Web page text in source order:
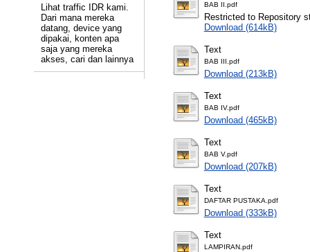
Lihat traffic IDR kami.
Dari mana mereka
datang, device yang
dipakai, konten apa
saja yang mereka
akses, cari dan lainnya
BAB II.pdf
Restricted to Repository
Download (614kB)
Text
BAB III.pdf
Download (213kB)
Text
BAB IV.pdf
Download (465kB)
Text
BAB V.pdf
Download (207kB)
Text
DAFTAR PUSTAKA.pdf
Download (333kB)
Text
LAMPIRAN.pdf